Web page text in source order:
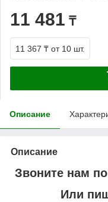
11 481 ₸
11 367 ₸ от 10 шт.
Описание
Описание
Звоните нам
Или